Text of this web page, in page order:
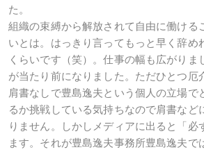
た。
組織の束縛から解放されて自由に働ける
いとは。はっきり言ってもっと早く辞め
くらいです（笑）。仕事の幅も広がりま
が当たり前になりました。ただひとつ厄
肩書なしで豊島逸夫という個人の立場で
るか挑戦している気持ちなので肩書など
りません。しかしメディアに出ると「必
ます。それが豊島逸夫事務所豊島逸夫で